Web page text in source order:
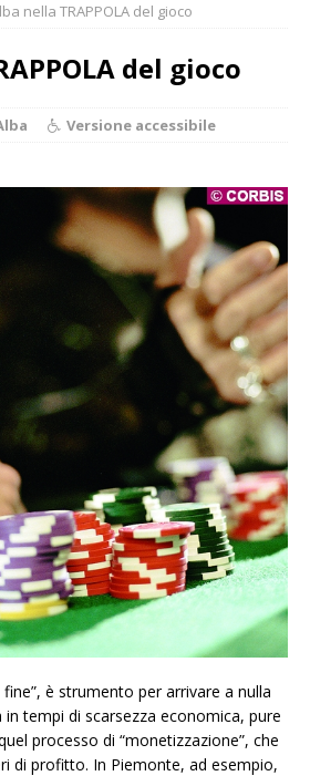
nella TRAPPOLA del gioco
del gioco
Versione accessibile
fine”, è strumento per arrivare a nulla
tempi di scarsezza economica, pure
processo di “monetizzazione”, che
di profitto. In Piemonte, ad esempio,